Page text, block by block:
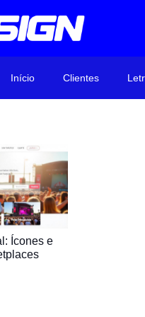
Início Clientes
Ícones e